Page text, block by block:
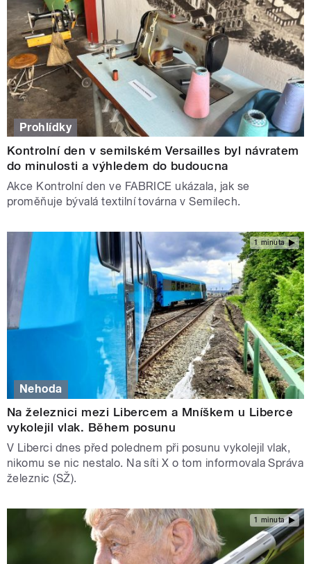
Prohlídky
Kontrolní den v semilském Versailles byl návratem
do minulosti a výhledem do budoucna
Akce Kontrolní den ve FABRICE ukázala, jak se
proměňuje bývalá textilní továrna v Semilech.
1 minuta
Nehoda
Na železnici mezi Libercem a Mníškem u Liberce
vykolejil vlak. Během posunu
V Liberci dnes před polednem při posunu vykolejil vlak,
nikomu se nic nestalo. Na síti X o tom informovala Správa
železnic (SŽ).
1 minuta